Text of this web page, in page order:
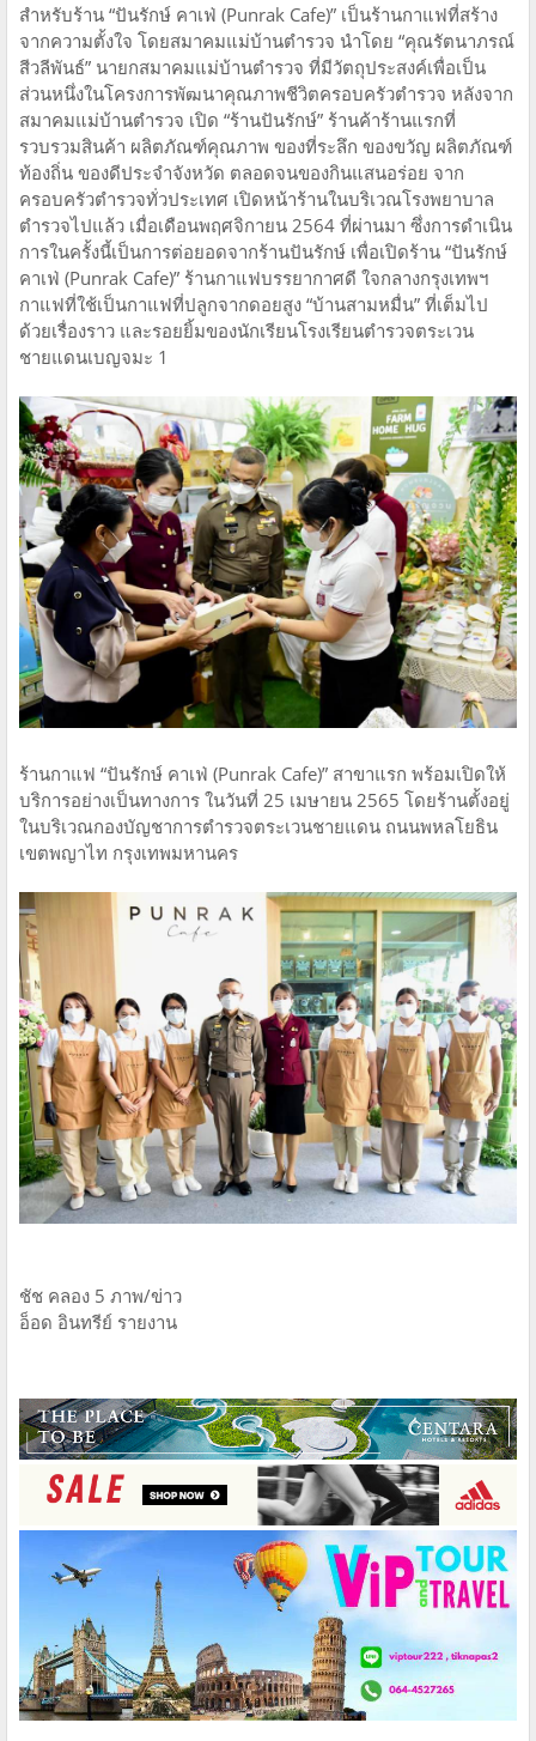
สำหรับร้าน “ปันรักษ์ คาเฟ่ (Punrak Cafe)” เป็นร้านกาแฟที่สร้าง
จากความตั้งใจ โดยสมาคมแม่บ้านตำรวจ นำโดย “คุณรัตนาภรณ์
สีวลีพันธ์” นายกสมาคมแม่บ้านตำรวจ ที่มีวัตถุประสงค์เพื่อเป็น
ส่วนหนึ่งในโครงการพัฒนาคุณภาพชีวิตครอบครัวตำรวจ หลังจาก
สมาคมแม่บ้านตำรวจ เปิด “ร้านปันรักษ์” ร้านค้าร้านแรกที่
รวบรวมสินค้า ผลิตภัณฑ์คุณภาพ ของที่ระลึก ของขวัญ ผลิตภัณฑ์
ท้องถิ่น ของดีประจำจังหวัด ตลอดจนของกินแสนอร่อย จาก
ครอบครัวตำรวจทั่วประเทศ เปิดหน้าร้านในบริเวณโรงพยาบาล
ตำรวจไปแล้ว เมื่อเดือนพฤศจิกายน 2564 ที่ผ่านมา ซึ่งการดำเนิน
การในครั้งนี้เป็นการต่อยอดจากร้านปันรักษ์ เพื่อเปิดร้าน “ปันรักษ์
คาเฟ่ (Punrak Cafe)” ร้านกาแฟบรรยากาศดี ใจกลางกรุงเทพฯ
กาแฟที่ใช้เป็นกาแฟที่ปลูกจากดอยสูง “บ้านสามหมื่น” ที่เต็มไป
ด้วยเรื่องราว และรอยยิ้มของนักเรียนโรงเรียนตำรวจตระเวน
ชายแดนเบญจมะ 1
ร้านกาแฟ “ปันรักษ์ คาเฟ่ (Punrak Cafe)” สาขาแรก พร้อมเปิดให้
บริการอย่างเป็นทางการ ในวันที่ 25 เมษายน 2565 โดยร้านตั้งอยู่
ในบริเวณกองบัญชาการตำรวจตระเวนชายแดน ถนนพหลโยธิน
เขตพญาไท กรุงเทพมหานคร
ชัช คลอง 5 ภาพ/ข่าว
อ็อด อินทรีย์ รายงาน